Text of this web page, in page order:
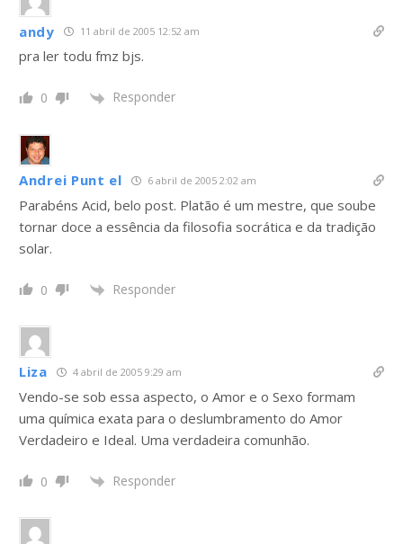
andy 11 abril de 2005 12:52 am
pra ler todu fmz bjs.
0 Responder
Andrei Punt el 6 abril de 2005 2:02 am
Parabéns Acid, belo post. Platão é um mestre, que soube
tornar doce a essência da filosofia socrática e da tradição
solar.
0 Responder
Liza 4 abril de 2005 9:29 am
Vendo-se sob essa aspecto, o Amor e o Sexo formam
uma química exata para o deslumbramento do Amor
Verdadeiro e Ideal. Uma verdadeira comunhão.
0 Responder